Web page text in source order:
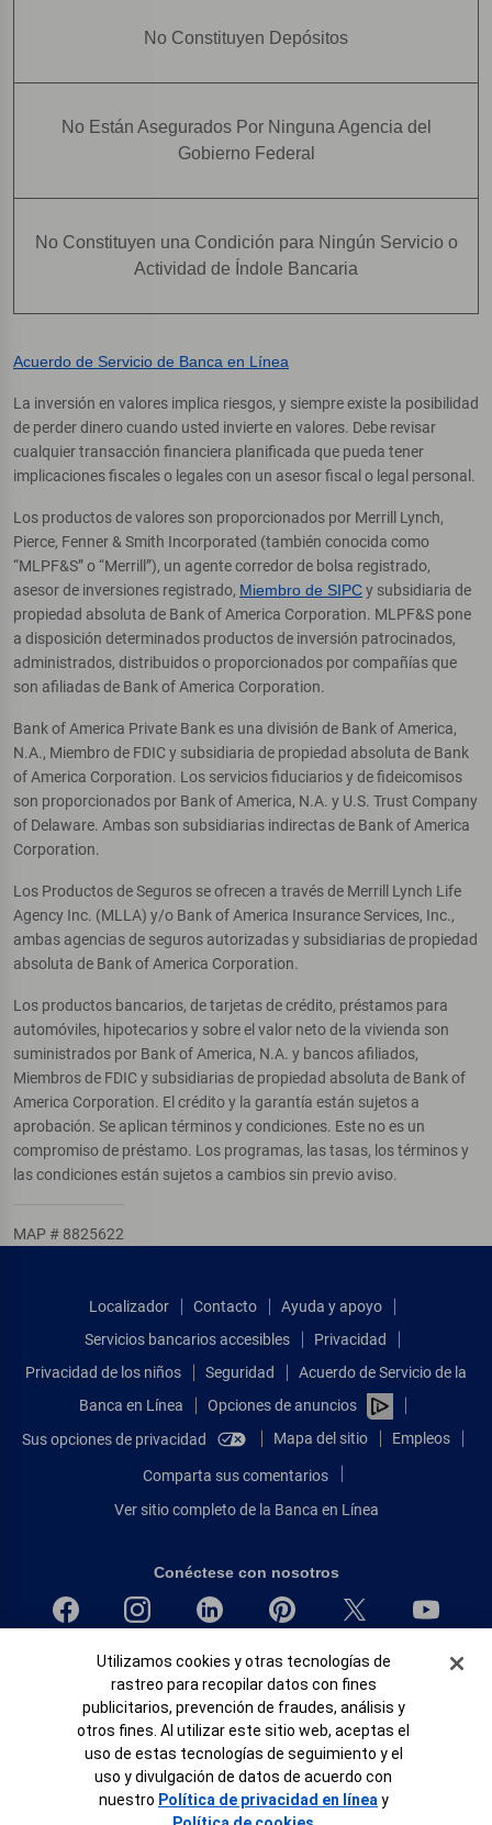
No Constituyen Depósitos
No Están Asegurados Por Ninguna Agencia del
Gobierno Federal
No Constituyen una Condición para Ningún Servicio o
Actividad de Índole Bancaria
Acuerdo de Servicio de Banca en Línea
La inversión en valores implica riesgos, y siempre existe la posibilidad
de perder dinero cuando usted invierte en valores. Debe revisar
cualquier transacción financiera planificada que pueda tener
implicaciones fiscales o legales con un asesor fiscal o legal personal.
Los productos de valores son proporcionados por Merrill Lynch,
Pierce, Fenner & Smith Incorporated (también conocida como
“MLPF&S” o “Merrill”), un agente corredor de bolsa registrado,
asesor de inversiones registrado, Miembro de SIPCy subsidiaria de
propiedad absoluta de Bank of America Corporation. MLPF&S pone
a disposición determinados productos de inversión patrocinados,
administrados, distribuidos o proporcionados por compañías que
son afiliadas de Bank of America Corporation.
Bank of America Private Bank es una división de Bank of America,
N.A., Miembro de FDIC y subsidiaria de propiedad absoluta de Bank
of America Corporation. Los servicios fiduciarios y de fideicomisos
son proporcionados por Bank of America, N.A. y U.S. Trust Company
of Delaware. Ambas son subsidiarias indirectas de Bank of America
Corporation.
Los Productos de Seguros se ofrecen a través de Merrill Lynch Life
Agency Inc. (MLLA) y/o Bank of America Insurance Services, Inc.,
ambas agencias de seguros autorizadas y subsidiarias de propiedad
absoluta de Bank of America Corporation.
Los productos bancarios, de tarjetas de crédito, préstamos para
automóviles, hipotecarios y sobre el valor neto de la vivienda son
suministrados por Bank of America, N.A. y bancos afiliados,
Miembros de FDIC y subsidiarias de propiedad absoluta de Bank of
America Corporation. El crédito y la garantía están sujetos a
aprobación. Se aplican términos y condiciones. Este no es un
compromiso de préstamo. Los programas, las tasas, los términos y
las condiciones están sujetos a cambios sin previo aviso.
MAP # 8825622
Localizador Contacto
Ayuda y apoyo
Servicios bancarios accesibles
Privacidad
Privacidad de los niños
Seguridad
Acuerdo de Servicio de la
Banca en Línea
Opciones de anuncios
Sus opciones de privacidad
Mapa del sitio Empleos
Comparta sus comentarios
Ver sitio completo de la Banca en Línea
Conéctese con nosotros
Bank of America, N.A. Miembro de FDIC.
Igualdad de oportunidades en préstamos para viviendas
© 2026 Bank of America Corporation.
Todos Los Derechos Reservados.
Patente: patents.bankofamerica.com
Banner de Cookies
Utilizamos cookies y otras tecnologías de
rastreo para recopilar datos con fines
publicitarios, prevención de fraudes, análisis y
otros fines. Al utilizar este sitio web, aceptas el
uso de estas tecnologías de seguimiento y el
uso y divulgación de datos de acuerdo con
nuestro Política de privacidad en línea y